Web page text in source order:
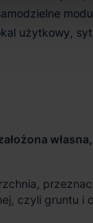
czyli gruntu i